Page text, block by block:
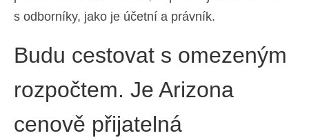
s odborníky, jako je účetní a právník.
Budu cestovat s omezeným
rozpočtem. Je Arizona
cenově přijatelná